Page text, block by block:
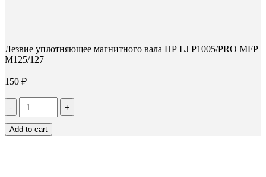
Лезвие уплотняющее магнитного вала НР LJ P1005/PRO MFP
M125/127
150 ₽
Количество
Лезвие
уплотняющее
магнитного
Add to cart